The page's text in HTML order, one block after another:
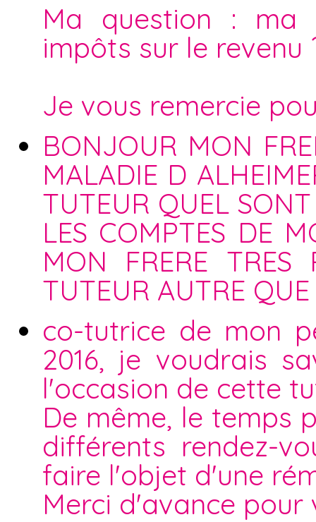
Ma question : ma
impôts sur le revenu
Je vous remercie
BONJOUR MON
MALADIE D
TUTEUR QUEL
LES COMPTES DE
MON FRERE TRES
TUTEUR AUTRE
co-tutrice de mon
2016, je voudrais
l'occasion de cette
De même, le temps
différents rendez-
faire l'objet d'une
Merci d'avance pour